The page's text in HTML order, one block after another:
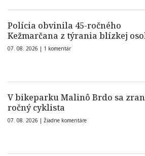
Polícia obvinila 45-ročného
Kežmarčana z týrania blízkej
07. 08. 2026 | 1 komentár
V bikeparku Malinô Brdo sa
ročný cyklista
07. 08. 2026 | Žiadne komentáre